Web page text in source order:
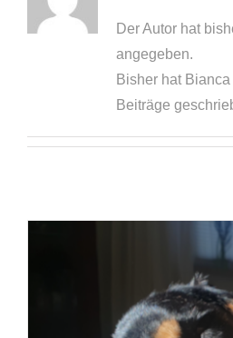
Der Autor hat
angegeben.
Bisher hat
Beiträge